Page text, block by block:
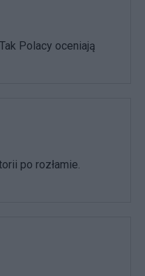
Polacy oceniają
po rozłamie.